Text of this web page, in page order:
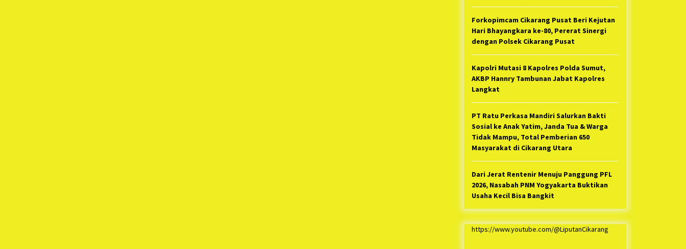
Forkopimcam Cikarang Pusat Beri Kejutan
Hari Bhayangkara ke-80, Pererat Sinergi
dengan Polsek Cikarang Pusat
Kapolri Mutasi 8 Kapolres Polda Sumut,
AKBP Hannry Tambunan Jabat Kapolres
Langkat
PT Ratu Perkasa Mandiri Salurkan Bakti
Sosial ke Anak Yatim, Janda Tua & Warga
Tidak Mampu, Total Pemberian 650
Masyarakat di Cikarang Utara
Dari Jerat Rentenir Menuju Panggung PFL
2026, Nasabah PNM Yogyakarta Buktikan
Usaha Kecil Bisa Bangkit
https://www.youtube.com/@LiputanCikarang